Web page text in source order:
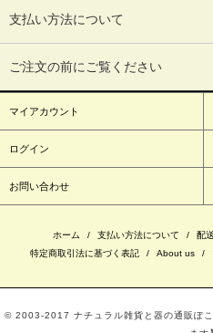
支払い方法について
ご注文の前にご覧ください
マイアカウント
ログイン
お問い合わせ
ホーム / 支払い方法について / 配
特定商取引法に基づく表記
/ About us /
© 2003‐2017 ナチュラル雑貨と器の通販ぽ